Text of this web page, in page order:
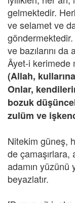
gelmektedir.
ve selamet ve
ve bazılarını
Âyet-i kerimede
(Allah,
Onlar,
bozuk
zulüm ve
Nitekim güneş,
de çamaşırlara,
adamın yüzünü
beyazlatır.